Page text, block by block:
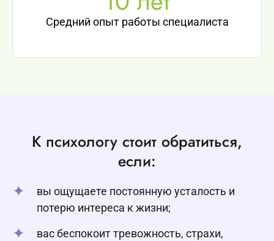
Средний опыт работы специалиста
К психологу стоит обратиться,
если:
вы ощущаете постоянную усталость и
потерю интереса к жизни;
вас беспокоит тревожность, страхи,